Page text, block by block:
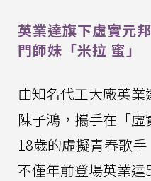
英業達旗下虛實元
門師妹「米拉 蜜」
由知名代工大廠英業
陳子鴻，攜手在「虛
18歲的虛擬青春歌手
不僅年前登場英業